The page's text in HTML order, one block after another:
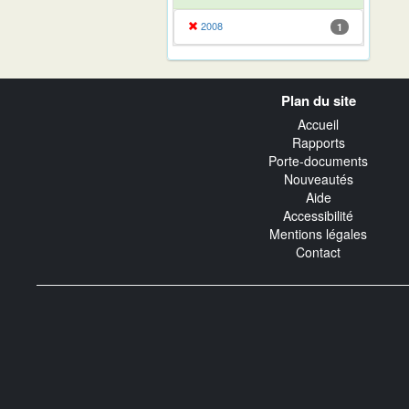
2008 1
Plan du site
Accueil
Rapports
Porte-documents
Nouveautés
Aide
Accessibilité
Mentions légales
Contact